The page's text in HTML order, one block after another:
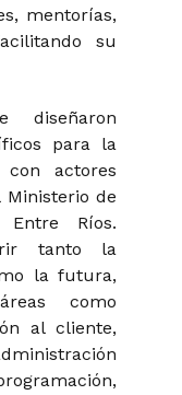
mentorías,
su
diseñaron
para la
con actores
Ministerio de
Entre Ríos.
tanto la
la futura,
como
al cliente,